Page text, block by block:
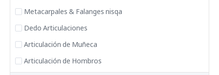
Metacarpales & Falanges nisqa
Dedo Articulaciones
Articulación de Muñeca
Articulación de Hombros